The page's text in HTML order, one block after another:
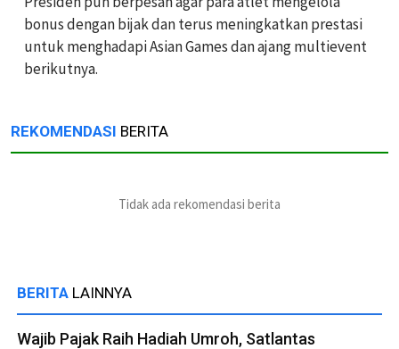
bonus dengan bijak dan terus meningkatkan prestasi
untuk menghadapi Asian Games dan ajang multievent
berikutnya.
REKOMENDASI BERITA
Tidak ada rekomendasi berita
BERITA LAINNYA
Wajib Pajak Raih Hadiah Umroh, Satlantas